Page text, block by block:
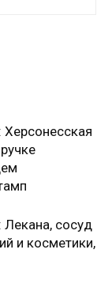
сосуд
и косметики,